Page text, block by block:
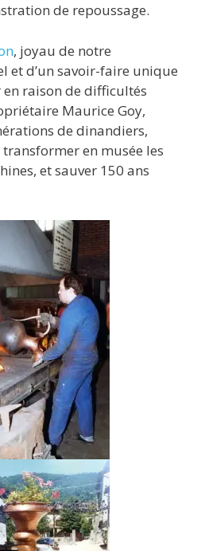
de repoussage.
, joyau de notre
et d’un savoir-faire unique
raison de difficultés
Maurice Goy,
de dinandiers,
en musée les
et sauver 150 ans